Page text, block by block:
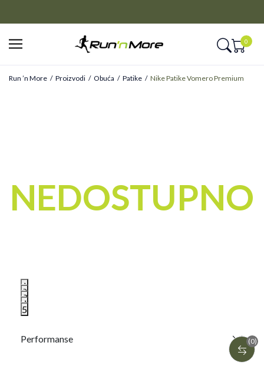
0
Run ’n More Proizvodi Obuća Patike Nike Patike Vomero Premium
(0)
1
2
3
4
5
NEDOSTUPNO
Performanse